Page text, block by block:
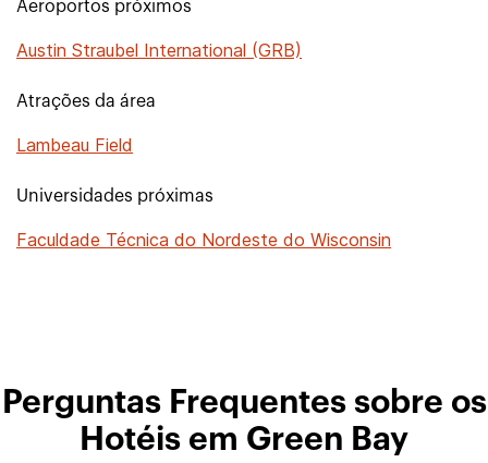
Aeroportos próximos
Austin Straubel International (GRB)
Atrações da área
Lambeau Field
Universidades próximas
Faculdade Técnica do Nordeste do Wisconsin
Perguntas Frequentes sobre os
Hotéis em Green Bay